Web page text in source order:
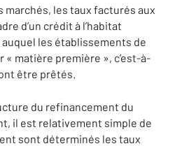
marchés, les taux facturés aux
d’un crédit à l’habitat
les établissements de
matière première », c’est-à-
être prêtés.
du refinancement du
il est relativement simple de
sont déterminés les taux